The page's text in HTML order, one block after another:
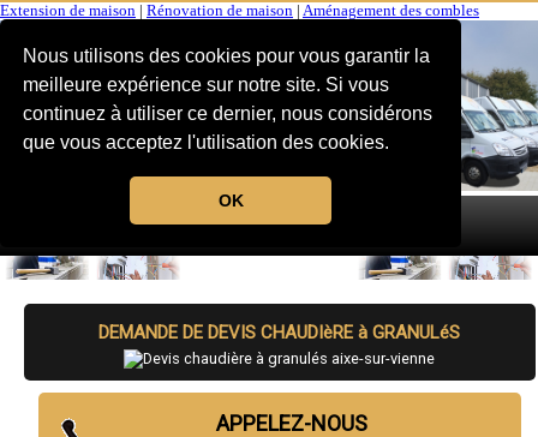
Nous utilisons des cookies pour vous garantir la
meilleure expérience sur notre site. Si vous
continuez à utiliser ce dernier, nous considérons
que vous acceptez l'utilisation des cookies.
OK
Extension de maison Rénovation de maison Aménagement des combles
MENU
DEMANDE DE DEVIS CHAUDIèRE à GRANULéS
APPELEZ-NOUS